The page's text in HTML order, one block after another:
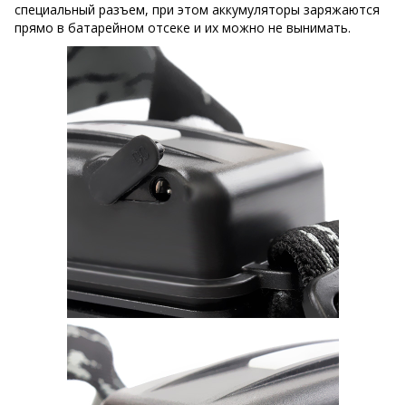
специальный разъем, при этом аккумуляторы заряжаются
прямо в батарейном отсеке и их можно не вынимать.